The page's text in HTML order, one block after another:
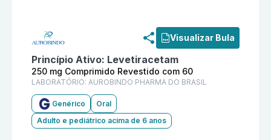
Visualizar Bula
Princípio Ativo: Levetiracetam
250 mg Comprimido Revestido com 60
LABORATÓRIO: AUROBINDO PHARMA DO BRASIL
Genérico
Oral
Adulto e pediátrico acima de 6 anos